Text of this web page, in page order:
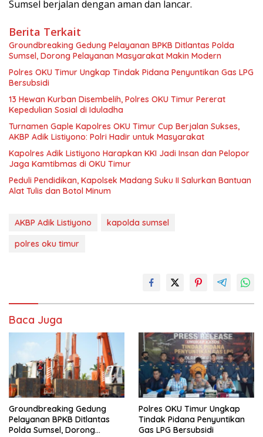
Sumsel berjalan dengan aman dan lancar.
Berita Terkait
Groundbreaking Gedung Pelayanan BPKB Ditlantas Polda
Sumsel, Dorong Pelayanan Masyarakat Makin Modern
Polres OKU Timur Ungkap Tindak Pidana Penyuntikan Gas LPG
Bersubsidi
13 Hewan Kurban Disembelih, Polres OKU Timur Pererat
Kepedulian Sosial di Iduladha
Turnamen Gaple Kapolres OKU Timur Cup Berjalan Sukses,
AKBP Adik Listiyono: Polri Hadir untuk Masyarakat
Kapolres Adik Listiyono Harapkan KKI Jadi Insan dan Pelopor
Jaga Kamtibmas di OKU Timur
Peduli Pendidikan, Kapolsek Madang Suku II Salurkan Bantuan
Alat Tulis dan Botol Minum
AKBP Adik Listiyono
kapolda sumsel
polres oku timur
Baca Juga
Groundbreaking Gedung
Pelayanan BPKB Ditlantas
Polda Sumsel, Dorong
Polres OKU Timur Ungkap
Tindak Pidana Penyuntikan
Gas LPG Bersubsidi